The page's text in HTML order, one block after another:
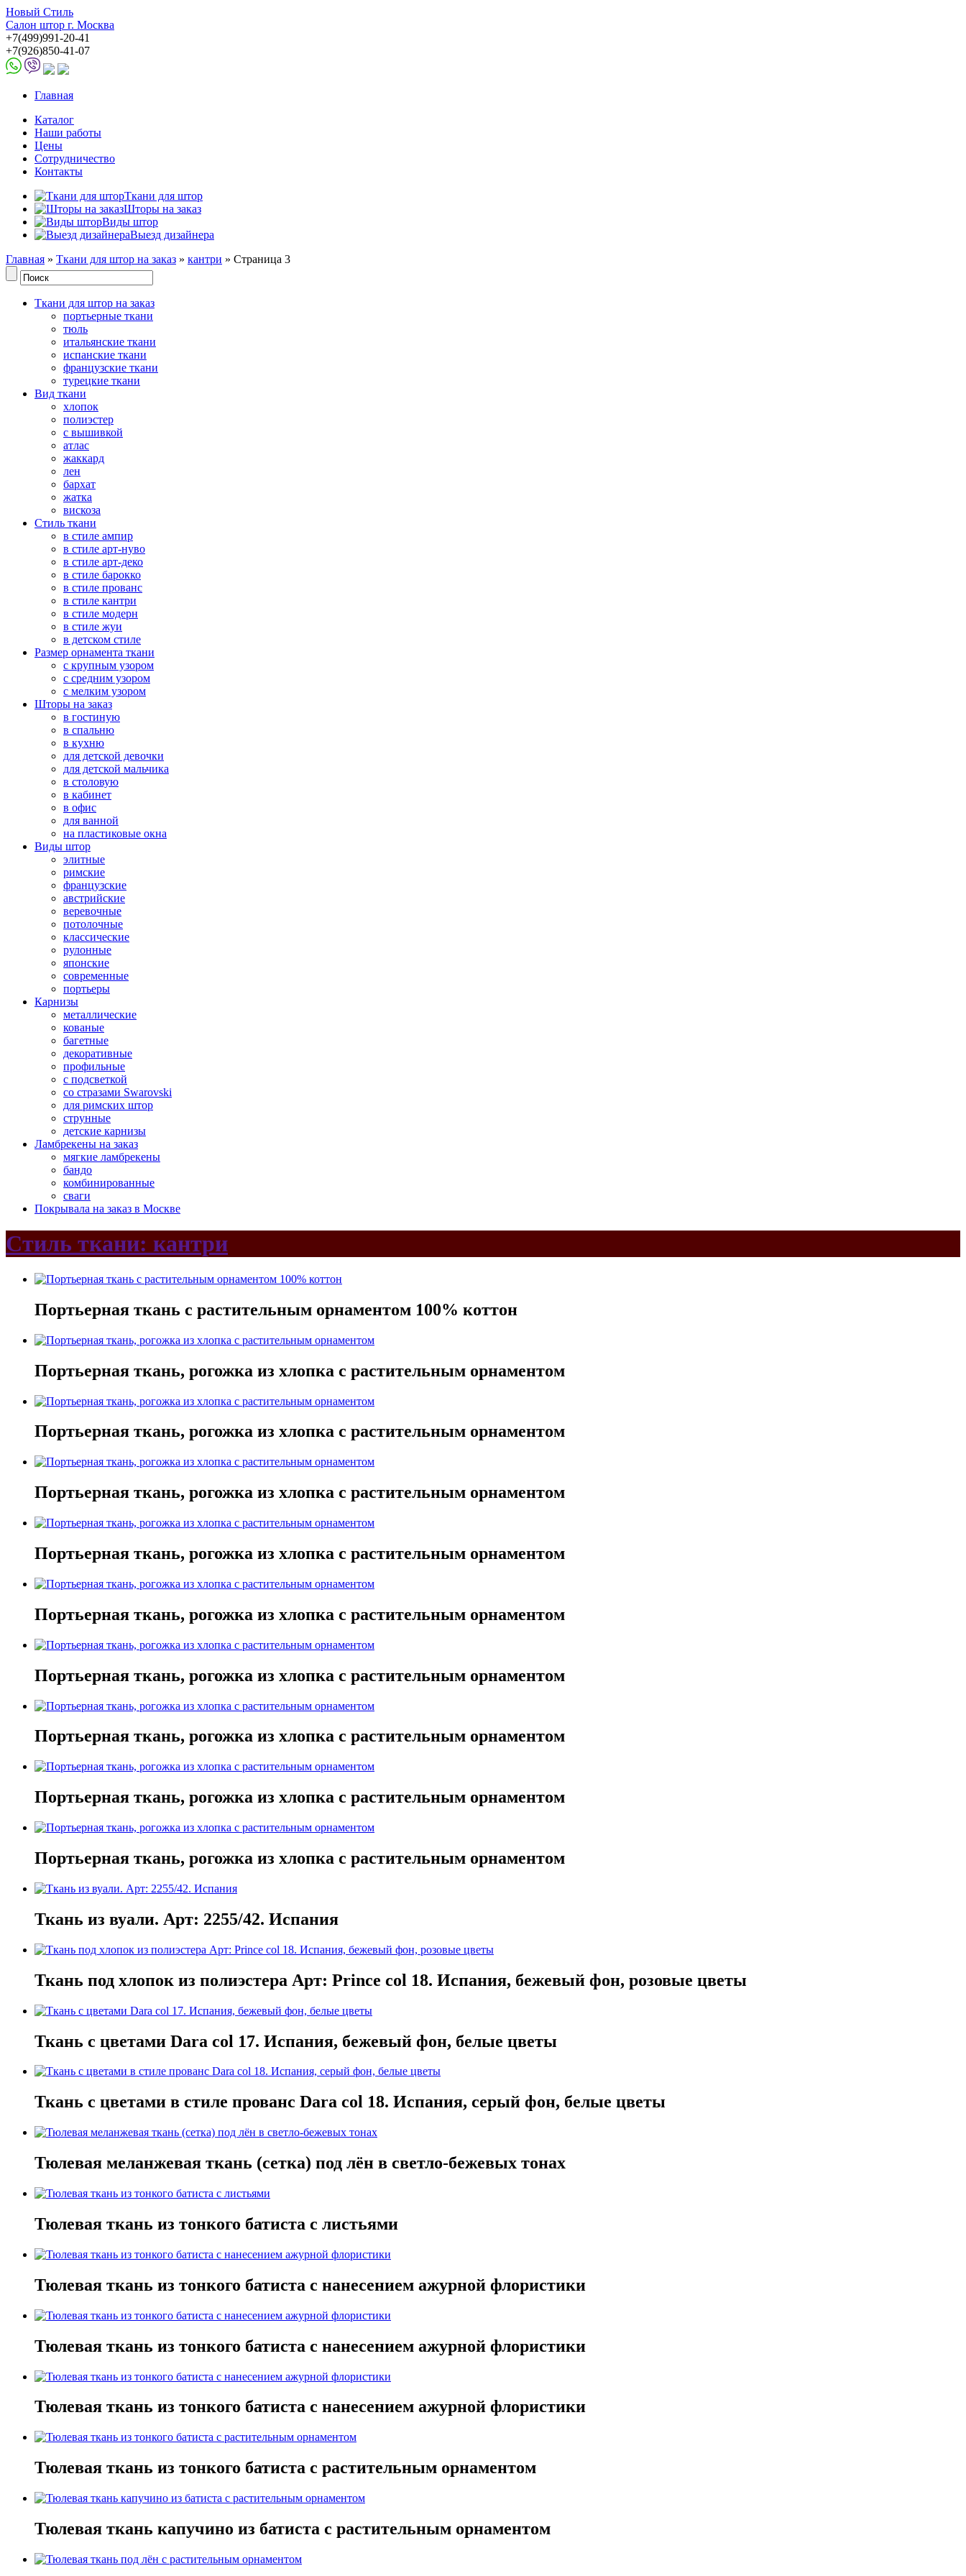
Новый Стиль
Салон штор г. Москва
+7(499)991-20-41
+7(926)850-41-07
Главная
Каталог
Наши работы
Цены
Сотрудничество
Контакты
Ткани для штор
Шторы на заказ
Виды штор
Выезд дизайнера
Главная » Ткани для штор на заказ » кантри » Страница 3
Ткани для штор на заказ
портьерные ткани
тюль
итальянские ткани
испанские ткани
французские ткани
турецкие ткани
Вид ткани
хлопок
полиэстер
с вышивкой
атлас
жаккард
лен
бархат
жатка
вискоза
Стиль ткани
в стиле ампир
в стиле арт-нуво
в стиле арт-деко
в стиле барокко
в стиле прованс
в стиле кантри
в стиле модерн
в стиле жуи
в детском стиле
Размер орнамента ткани
с крупным узором
с средним узором
с мелким узором
Шторы на заказ
в гостиную
в спальню
в кухню
для детской девочки
для детской мальчика
в столовую
в кабинет
в офис
для ванной
на пластиковые окна
Виды штор
элитные
римские
французские
австрийские
веревочные
потолочные
классические
рулонные
японские
современные
портьеры
Карнизы
металлические
кованые
багетные
декоративные
профильные
с подсветкой
со стразами Swarovski
для римских штор
струнные
детские карнизы
Ламбрекены на заказ
мягкие ламбрекены
бандо
комбинированные
сваги
Покрывала на заказ в Москве
Стиль ткани: кантри
Портьерная ткань с растительным орнаментом 100% коттон
Портьерная ткань, рогожка из хлопка с растительным орнаментом
Портьерная ткань, рогожка из хлопка с растительным орнаментом
Портьерная ткань, рогожка из хлопка с растительным орнаментом
Портьерная ткань, рогожка из хлопка с растительным орнаментом
Портьерная ткань, рогожка из хлопка с растительным орнаментом
Портьерная ткань, рогожка из хлопка с растительным орнаментом
Портьерная ткань, рогожка из хлопка с растительным орнаментом
Портьерная ткань, рогожка из хлопка с растительным орнаментом
Портьерная ткань, рогожка из хлопка с растительным орнаментом
Ткань из вуали. Арт: 2255/42. Испания
Ткань под хлопок из полиэстера Арт: Prince col 18. Испания, бежевый фон, розовые цветы
Ткань с цветами Dara col 17. Испания, бежевый фон, белые цветы
Ткань с цветами в стиле прованс Dara col 18. Испания, серый фон, белые цветы
Тюлевая меланжевая ткань (сетка) под лён в светло-бежевых тонах
Тюлевая ткань из тонкого батиста с листьями
Тюлевая ткань из тонкого батиста с нанесением ажурной флористики
Тюлевая ткань из тонкого батиста с нанесением ажурной флористики
Тюлевая ткань из тонкого батиста с нанесением ажурной флористики
Тюлевая ткань из тонкого батиста с растительным орнаментом
Тюлевая ткань капучино из батиста с растительным орнаментом